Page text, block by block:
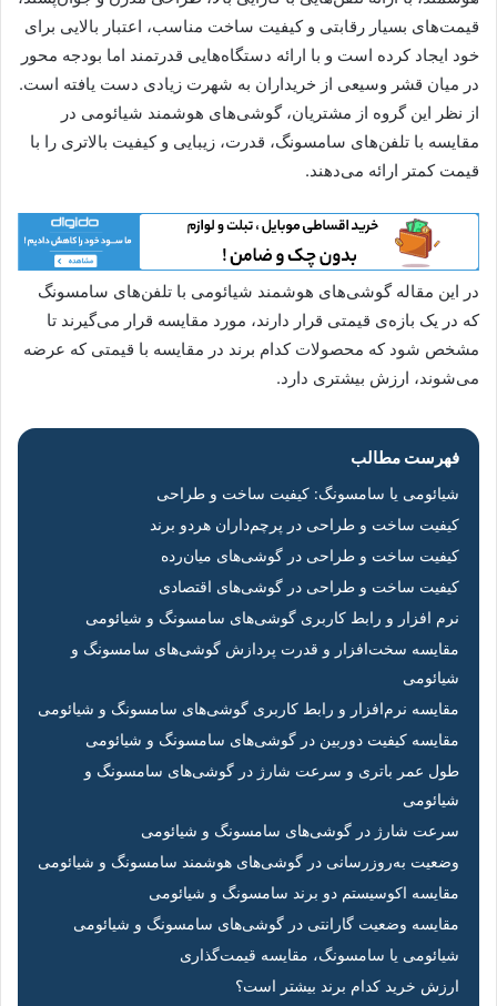
قیمت‌های بسیار رقابتی و کیفیت ساخت مناسب، اعتبار بالایی برای
خود ایجاد کرده است و با ارائه دستگاه‌هایی قدرتمند اما بودجه محور
در میان قشر وسیعی از خریداران به شهرت زیادی دست یافته است.
از نظر این گروه از مشتریان، گوشی‌های هوشمند شیائومی در
مقایسه با تلفن‌های سامسونگ، قدرت، زیبایی و کیفیت بالاتری را با
قیمت کمتر ارائه می‌دهند.
در این مقاله گوشی‌های هوشمند شیائومی با تلفن‌های سامسونگ
که در یک بازه‌ی قیمتی قرار دارند، مورد مقایسه قرار می‌گیرند تا
مشخص شود که محصولات کدام برند در مقایسه با قیمتی که عرضه
می‌شوند، ارزش بیشتری دارد.
فهرست مطالب
شیائومی یا سامسونگ: کیفیت ساخت و طراحی
کیفیت ساخت و طراحی در پرچم‌داران هردو برند
کیفیت ساخت و طراحی در گوشی‌های میان‌رده
کیفیت ساخت و طراحی در گوشی‌های اقتصادی
نرم افزار و رابط کاربری گوشی‌های سامسونگ و شیائومی
مقایسه سخت‌افزار و قدرت پردازش گوشی‌های سامسونگ و
شیائومی
مقایسه نرم‌افزار و رابط کاربری گوشی‌های سامسونگ و شیائومی
مقایسه کیفیت دوربین در گوشی‌های سامسونگ و شیائومی
طول عمر باتری و سرعت شارژ در گوشی‌های سامسونگ و
شیائومی
سرعت شارژ در گوشی‌های سامسونگ و شیائومی
وضعیت به‌روزرسانی در گوشی‌های هوشمند سامسونگ و شیائومی
مقایسه اکوسیستم دو برند سامسونگ و شیائومی
مقایسه وضعیت گارانتی در گوشی‌های سامسونگ و شیائومی
شیائومی یا سامسونگ، مقایسه قیمت‌گذاری
ارزش خرید کدام برند بیشتر است؟